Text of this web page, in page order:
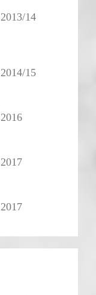
2013/14
2014/15
2016
2017
2017